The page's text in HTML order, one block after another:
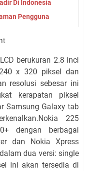
Di Indonesia
Pengguna
berukuran 2.8 inci
x 320 piksel dan
resolusi sebesar ini
kerapatan piksel
Samsung Galaxy tab
225
dengan berbagai
dan Nokia Xpress
dua versi: single
ini akan tersedia di